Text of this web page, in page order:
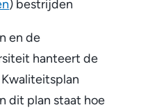
) bestrijden
en de
hanteert de
dit plan staat hoe